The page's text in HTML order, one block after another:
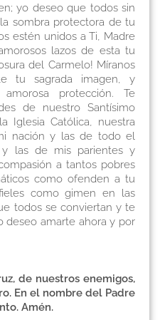
yo deseo que todos sin
sombra protectora de tu
estén unidos a Ti, Madre
lazos de esta tu
del Carmelo! Míranos
tu sagrada imagen, y
protección. Te
de nuestro Santísimo
Iglesia Católica, nuestra
nación y las de todo el
y las de mis parientes y
a tantos pobres
como ofenden a tu
como gimen en las
todos se conviertan y te
deseo amarte ahora y por
de nuestros enemigos,
En el nombre del Padre
Amén.